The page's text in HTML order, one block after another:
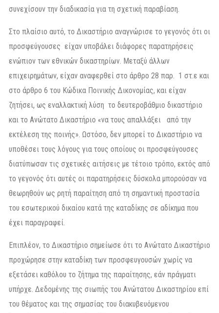
συνεχίσουν την διαδικασία για τη σχετική παραβίαση.
Στο πλαίσιο αυτό, το Δικαστήριο αναγνώρισε το γεγονός ότι οι
προσφεύγουσες είχαν υποβάλει διάφορες παρατηρήσεις
ενώπιον των εθνικών δικαστηρίων. Μεταξύ άλλων
επιχειρημάτων, είχαν αναφερθεί στο άρθρο 28 παρ. 1 στ.ε και
στο άρθρο 6 του Κώδικα Ποινικής Δικονομίας, και είχαν
ζητήσει, ως εναλλακτική λύση το δευτεροβάθμιο δικαστήριο
και το Ανώτατο Δικαστήριο «να τους απαλλάξει από την
εκτέλεση της ποινής». Ωστόσο, δεν μπορεί το Δικαστήριο να
υποθέσει τους λόγους για τους οποίους οι προσφεύγουσες
διατύπωσαν τις σχετικές αιτήσεις με τέτοιο τρόπο, εκτός από
το γεγονός ότι αυτές οι παρατηρήσεις δύσκολα μπορούσαν να
θεωρηθούν ως ρητή παραίτηση από τη σημαντική προστασία
του εσωτερικού δικαίου κατά της καταδίκης σε αδίκημα που
έχει παραγραφεί.
Επιπλέον, το Δικαστήριο σημείωσε ότι το Ανώτατο Δικαστήριο
προχώρησε στην καταδίκη των προσφευγουσών χωρίς να
εξετάσει καθόλου το ζήτημα της παραίτησης, εάν πράγματι
υπήρχε. Δεδομένης της σιωπής του Ανώτατου Δικαστηρίου επί
του θέματος και της σημασίας του διακυβευόμενου